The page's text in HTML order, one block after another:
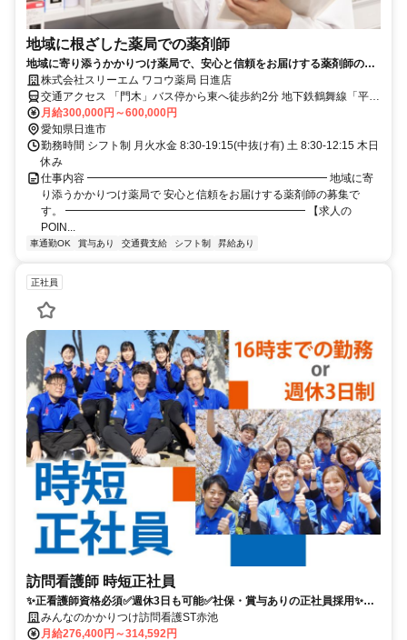
地域に根ざした薬局での薬剤師
地域に寄り添うかかりつけ薬局で、安心と信頼をお届けする薬剤師の募
集です。
株式会社スリーエム ワコウ薬局 日進店
交通アクセス 「門木」バス停から東へ徒歩約2分 地下鉄鶴舞線「平針
駅」から 車： 約13分 地下鉄鶴舞線・名鉄豊田線「赤池駅」から 車：
約12分 ※ワコウ薬局 日進店での勤務
月給300,000円～600,000円
愛知県日進市
勤務時間 シフト制 月火水金 8:30-19:15(中抜け有) 土 8:30-12:15 木日
休み
仕事内容 ━━━━━━━━━━━━━━━━━━━━━━ 地域に寄
り添うかかりつけ薬局で 安心と信頼をお届けする薬剤師の募集で
す。 ━━━━━━━━━━━━━━━━━━━━━━ 【求人の
POIN...
車通勤OK 賞与あり 交通費支給 シフト制 昇給あり
正社員
訪問看護師 時短正社員
✨正看護師資格必須✅週休3日も可能✅社保・賞与ありの正社員採用✨訪
看未経験OK ✅お電話からのご応募・お問い合わせもお待ちしておりま
す！ TEL：080-4886-3614 受付時間：平日9:00～17:45 採用担当：ナカ
みんなのかかりつけ訪問看護ST赤池
月給276,400円～314,592円